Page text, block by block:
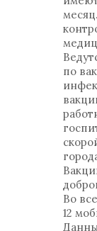
по
Во
12